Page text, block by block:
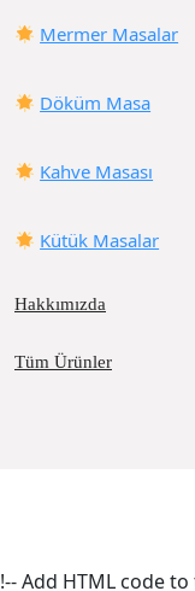
Mermer Masalar
Döküm Masa
Kahve Masası
Kütük Masalar
Hakkımızda
Tüm Ürünler
!-- Add HTML code